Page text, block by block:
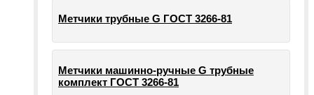
Метчики трубные G ГОСТ 3266-81
Метчики машинно-ручные G трубные
комплект ГОСТ 3266-81